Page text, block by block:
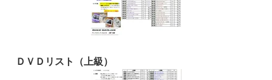
ＤＶＤリスト（上級）